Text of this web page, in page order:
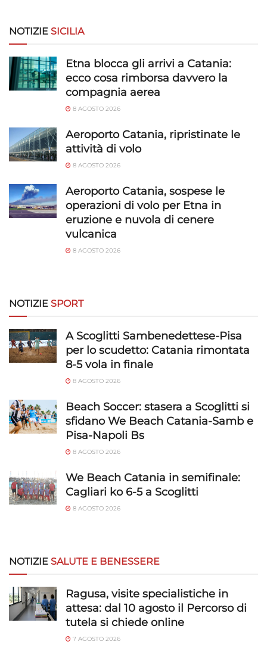
rilevare frodi, correggere errori, Erogare
e presentare pubblicità e contenuto,
Salvare e comunicare le scelte sulla
Sempre attivo
NOTIZIE SICILIA
Etna blocca gli arrivi a Catania:
ecco cosa rimborsa davvero la
compagnia aerea
8 AGOSTO 2026
Aeroporto Catania, ripristinate le
attività di volo
8 AGOSTO 2026
Aeroporto Catania, sospese le
operazioni di volo per Etna in
eruzione e nuvola di cenere
vulcanica
8 AGOSTO 2026
NOTIZIE SPORT
A Scoglitti Sambenedettese-Pisa
per lo scudetto: Catania rimontata
8-5 vola in finale
8 AGOSTO 2026
Beach Soccer: stasera a Scoglitti si
sfidano We Beach Catania-Samb e
Pisa-Napoli Bs
8 AGOSTO 2026
We Beach Catania in semifinale:
Cagliari ko 6-5 a Scoglitti
8 AGOSTO 2026
NOTIZIE SALUTE E BENESSERE
Ragusa, visite specialistiche in
attesa: dal 10 agosto il Percorso di
tutela si chiede online
7 AGOSTO 2026